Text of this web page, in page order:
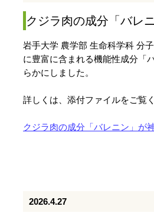
クジラ肉の成分「バレ
岩手大学 農学部 生命科学科 分
に豊富に含まれる機能性成分「
らかにしました。
詳しくは、添付ファイルをご覧
クジラ肉の成分「バレニン」
2026.4.27